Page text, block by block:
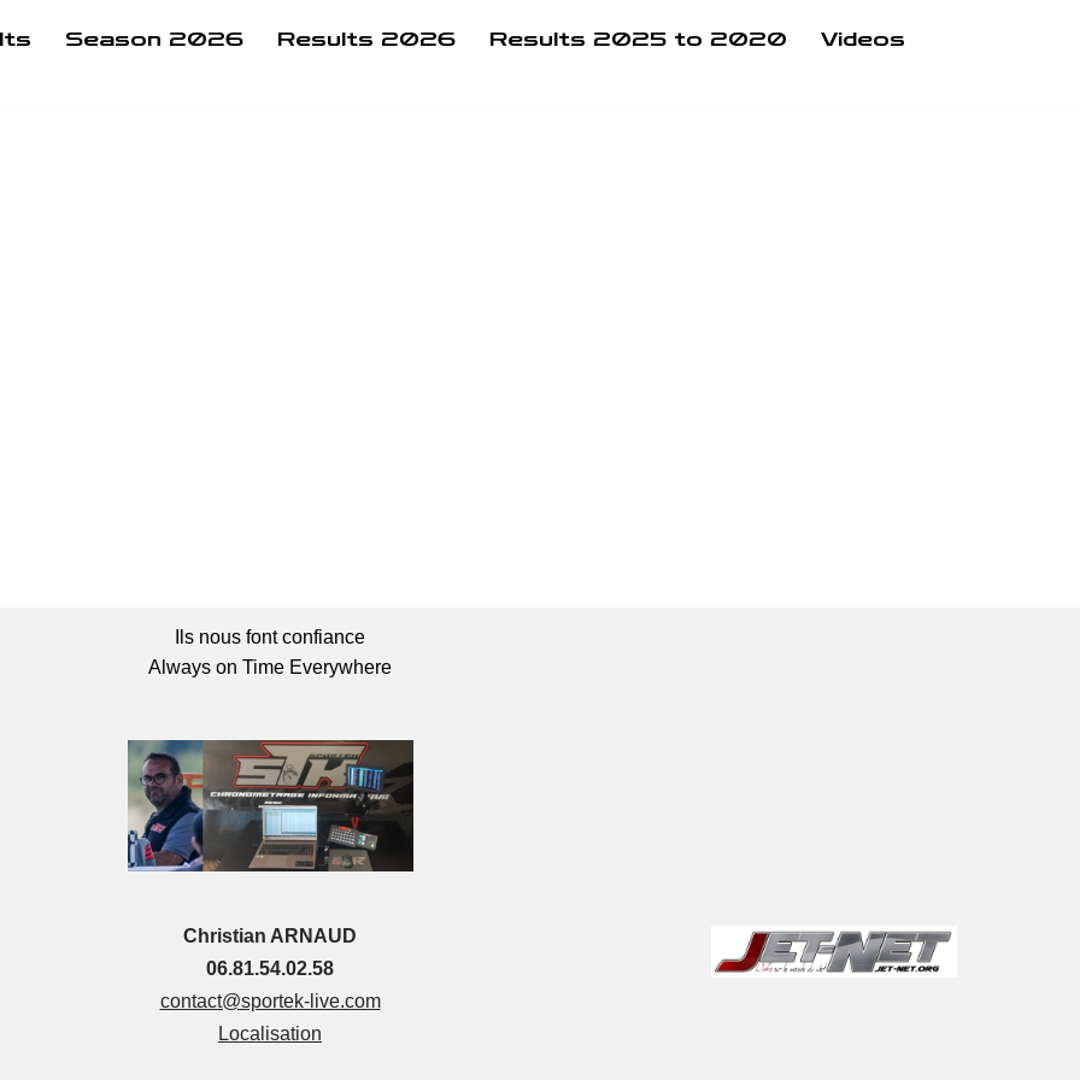
Season 2026 Results 2026 Results 2025 to 2020
Videos
Ils nous font confiance
Always on Time Everywhere
Christian ARNAUD
06.81.54.02.58
contact@sportek-live.com
Localisation